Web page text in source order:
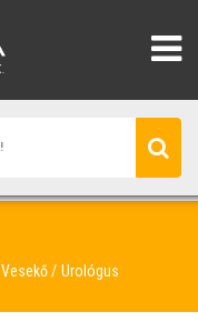
Vesekő Urológus